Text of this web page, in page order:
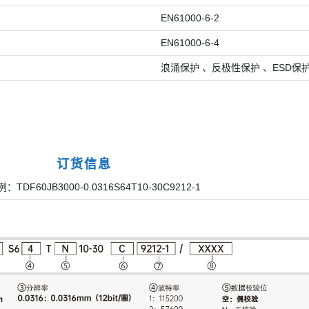
EN61000-6-2
EN61000-6-4
浪涌保护 、反极性保护 、ESD保
订货信息
：TDF60JB3000-0.0316S64T10-30C9212-1